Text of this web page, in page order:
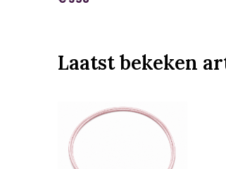
Laatst bekeken